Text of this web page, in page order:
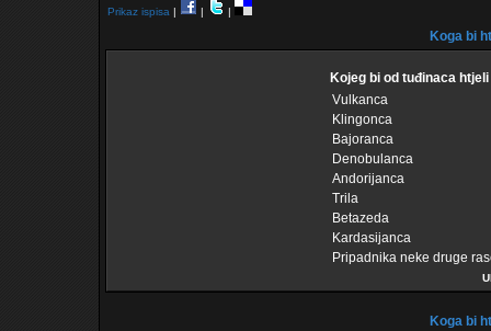
Prikaz ispisa | | |
Koga bi
Kojeg bi od tuđinaca
Vulkanca
Klingonca
Bajoranca
Denobulanca
Andorijanca
Trila
Betazeda
Kardasijanca
Pripadnika neke druge
Koga bi